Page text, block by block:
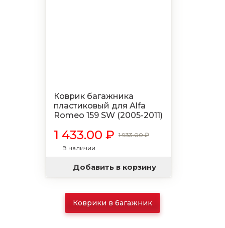
Коврик багажника
пластиковый для Alfa
Romeo 159 SW (2005-2011)
1 433.00 ₽ 1 933.00 ₽
В наличии
Добавить в корзину
Коврики в багажник